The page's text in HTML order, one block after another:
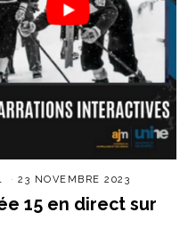
23 NOVEMBRE 2023
15 en direct sur